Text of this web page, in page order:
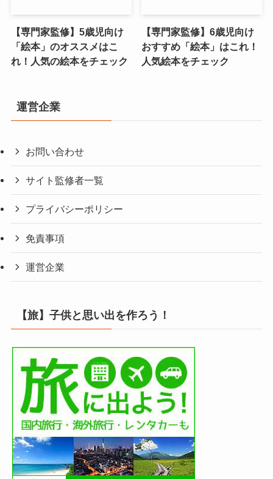
【専門家監修】5歳児向け
「絵本」のオススメはこ
れ！人気の絵本をチェック
【専門家監修】6歳児向け
おすすめ「絵本」はこれ！
人気絵本をチェック
運営企業
お問い合わせ
サイト監修者一覧
プライバシーポリシー
免責事項
運営企業
【旅】子供と思い出を作ろう！